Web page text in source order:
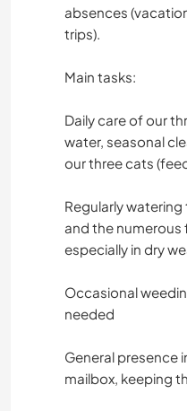
absences
trips).
Main tasks:
Daily care of our
water, seasonal
our three cats
Regularly
and the
especially in dry
Occasional
needed
General presence
mailbox, keeping